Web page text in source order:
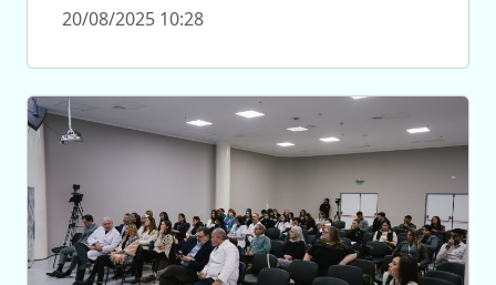
20/08/2025 10:28